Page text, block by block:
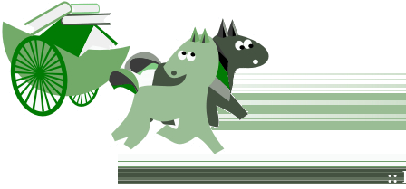
::